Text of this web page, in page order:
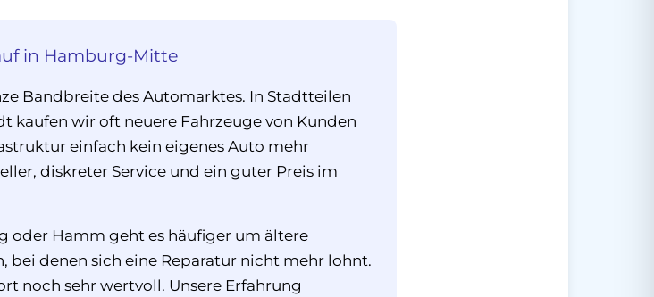
in Hamburg-Mitte
Bandbreite des Automarktes. In Stadtteilen
kaufen wir oft neuere Fahrzeuge von Kunden
einfach kein eigenes Auto mehr
diskreter Service und ein guter Preis im
oder Hamm geht es häufiger um ältere
bei denen sich eine Reparatur nicht mehr lohnt.
noch sehr wertvoll. Unsere Erfahrung